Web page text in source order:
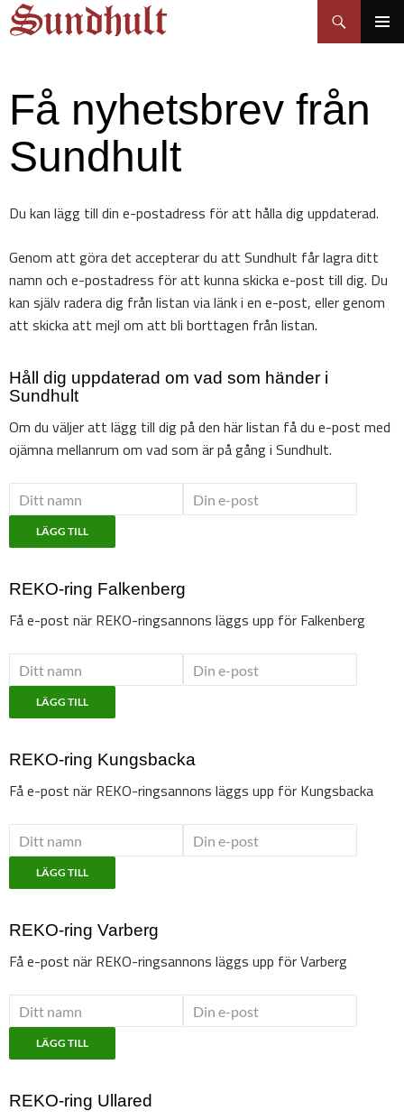
Hoppa
tillSundhult
Sök
Få nyhetsbrev från
Sundhult
Du kan lägg till din e-postadress för att hålla dig uppdaterad.
Genom att göra det accepterar du att Sundhult får lagra ditt
namn och e-postadress för att kunna skicka e-post till dig. Du
kan själv radera dig från listan via länk i en e-post, eller genom
att skicka att mejl om att bli borttagen från listan.
Håll dig uppdaterad om vad som händer i
Sundhult
Om du väljer att lägg till dig på den här listan få du e-post med
ojämna mellanrum om vad som är på gång i Sundhult.
LÄGG TILL
REKO-ring Falkenberg
Få e-post när REKO-ringsannons läggs upp för Falkenberg
LÄGG TILL
REKO-ring Kungsbacka
Få e-post när REKO-ringsannons läggs upp för Kungsbacka
LÄGG TILL
REKO-ring Varberg
Få e-post när REKO-ringsannons läggs upp för Varberg
LÄGG TILL
REKO-ring Ullared